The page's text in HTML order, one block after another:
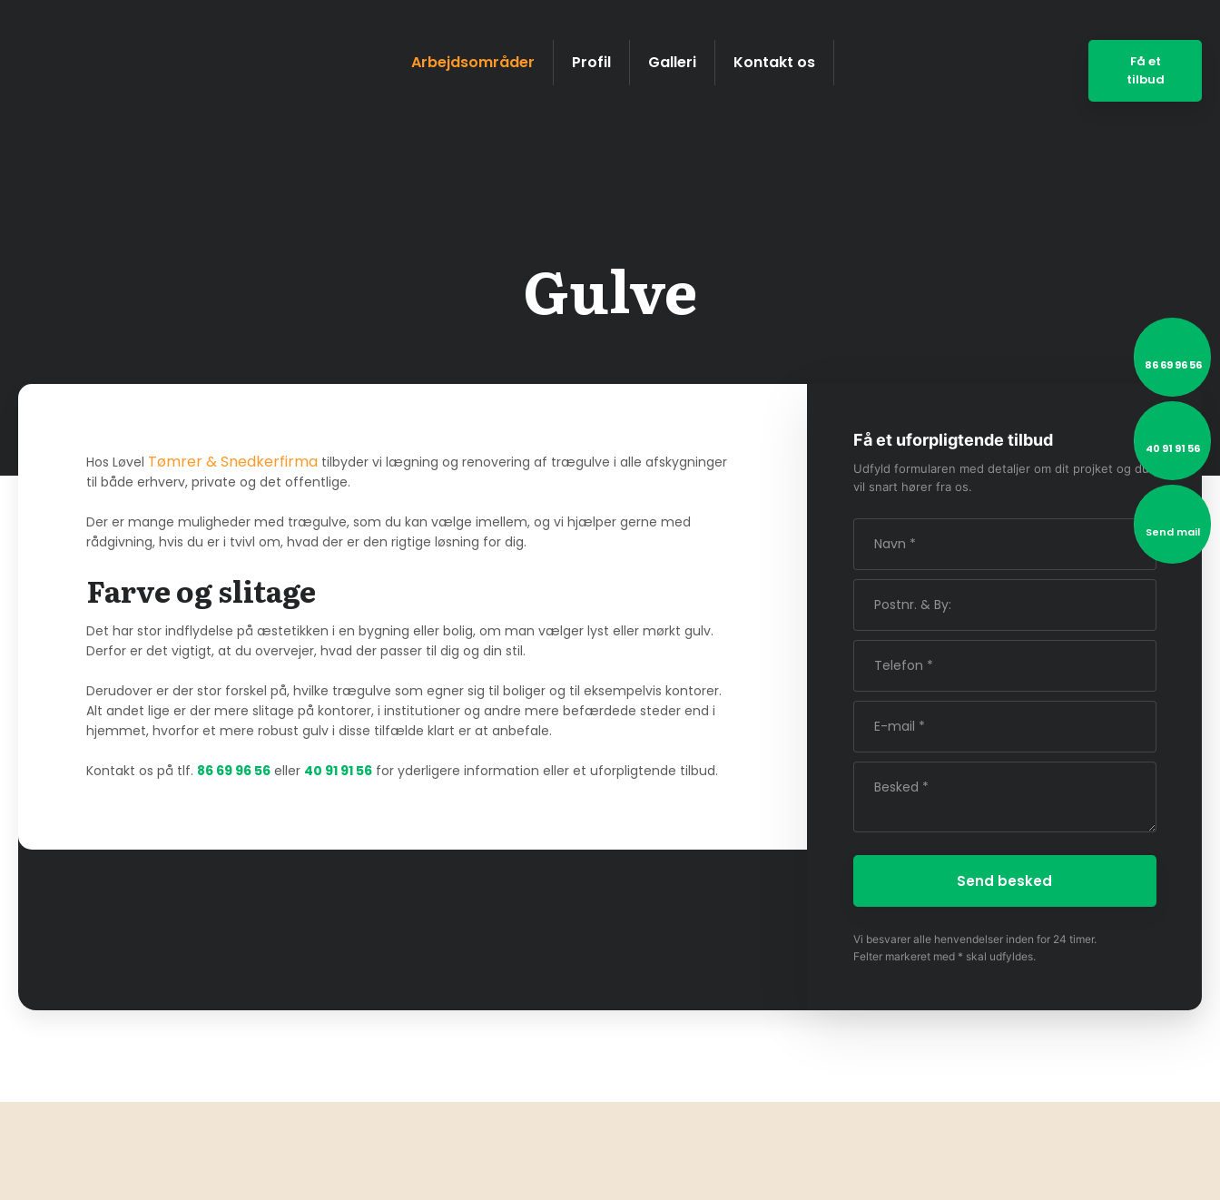
Arbejdsområder Profil Galleri Kontakt os
Få et
tilbud
Gulve
Hos Løvel Tømrer & Snedkerfirma tilbyder vi lægning og renovering af trægulve i alle afskygninger
til både erhverv, private og det offentlige.
Der er mange muligheder med trægulve, som du kan vælge imellem, og vi hjælper gerne med
rådgivning, hvis du er i tvivl om, hvad der er den rigtige løsning for dig.
Farve og slitage
Det har stor indflydelse på æstetikken i en bygning eller bolig, om man vælger lyst eller mørkt gulv.
Derfor er det vigtigt, at du overvejer, hvad der passer til dig og din stil.
Derudover er der stor forskel på, hvilke trægulve som egner sig til boliger og til eksempelvis kontorer.
Alt andet lige er der mere slitage på kontorer, i institutioner og andre mere befærdede steder end i
hjemmet, hvorfor et mere robust gulv i disse tilfælde klart er at anbefale.
Kontakt os på tlf. 86 69 96 56 eller 40 91 91 56 for yderligere information eller et uforpligtende tilbud.
Få et uforpligtende tilbud
Udfyld formularen med detaljer om dit projket og du
vil snart hører fra os.
Vi besvarer alle henvendelser inden for 24 timer.
Felter markeret med * skal udfyldes.​​
86 69 96 56
40 91 91 56
Send mail